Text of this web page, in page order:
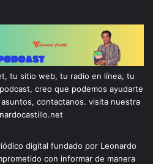
tu sitio web, tu radio en línea, tu
creo que podemos ayudarte
contactanos. visita nuestra
digital fundado por Leonardo
con informar de manera